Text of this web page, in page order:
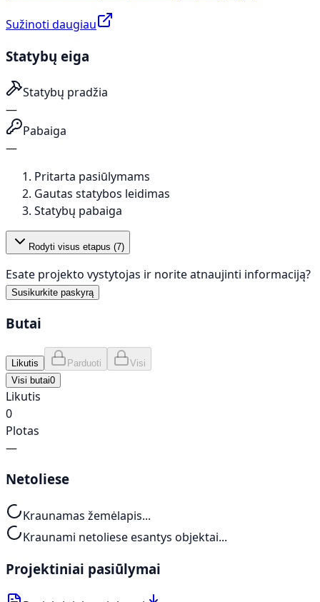
Sužinoti daugiau
Statybų eiga
Statybų pradžia
—
Pabaiga
—
Pritarta pasiūlymams
Gautas statybos leidimas
Statybų pabaiga
Rodyti visus etapus (7)
Esate projekto vystytojas ir norite atnaujinti informaciją?
Susikurkite paskyrą
Butai
Likutis Parduoti
Visi
Visi butai0
Likutis
0
Plotas
—
Netoliese
Kraunamas žemėlapis...
Kraunami netoliese esantys objektai...
Projektiniai pasiūlymai